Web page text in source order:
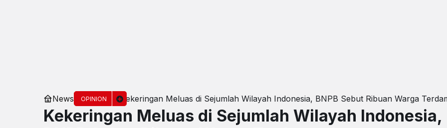
News OPINION Kekeringan Meluas di Sejumlah Wilayah Indonesia, BNPB Sebut Ribuan Warga
Kekeringan Meluas di Sejumlah Wilayah Indonesia,